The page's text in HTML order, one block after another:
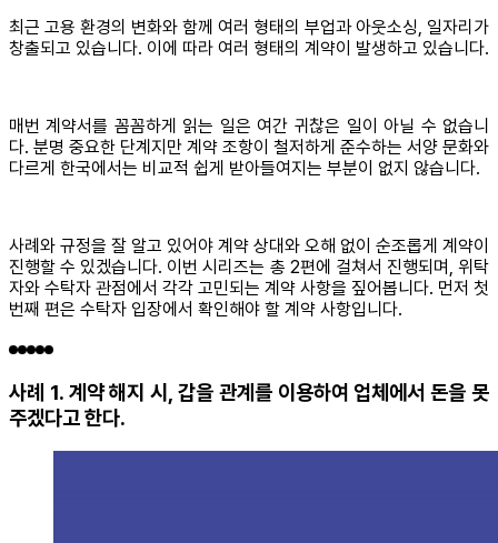
최근 고용 환경의 변화와 함께 여러 형태의 부업과 아웃소싱, 일자리가
창출되고 있습니다. 이에 따라 여러 형태의 계약이 발생하고 있습니다.
매번 계약서를 꼼꼼하게 읽는 일은 여간 귀찮은 일이 아닐 수 없습니
다. 분명 중요한 단계지만 계약 조항이 철저하게 준수하는 서양 문화와
다르게 한국에서는 비교적 쉽게 받아들여지는 부분이 없지 않습니다.
사례와 규정을 잘 알고 있어야 계약 상대와 오해 없이 순조롭게 계약이
진행할 수 있겠습니다. 이번 시리즈는 총 2편에 걸쳐서 진행되며, 위탁
자와 수탁자 관점에서 각각 고민되는 계약 사항을 짚어봅니다. 먼저 첫
번째 편은 수탁자 입장에서 확인해야 할 계약 사항입니다.
사례 1. 계약 해지 시, 갑을 관계를 이용하여 업체에서 돈을 못
주겠다고 한다.